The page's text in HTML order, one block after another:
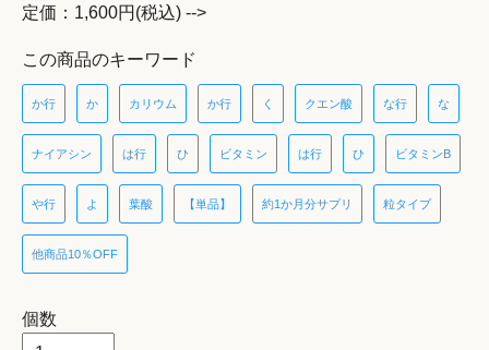
定価：1,600円(税込) -->
この商品のキーワード
か行 か カリウム か行 く クエン酸 な行 な
ナイアシン は行 ひ ビタミン は行 ひ ビタミンB
や行 よ 葉酸 【単品】 約1か月分サプリ 粒タイプ
他商品10％OFF
個数